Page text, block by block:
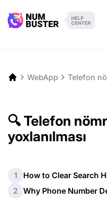
WebApp Telefon
🔍 Telefon
yoxlanılması
1
How to Clear Search
2 Why Phone Number